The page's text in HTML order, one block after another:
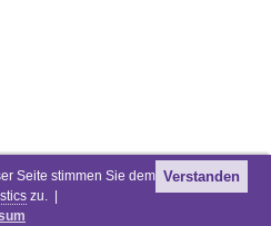
Seite stimmen Sie dem
zu. |
Verstanden